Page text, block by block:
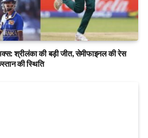
श्रीलंका की बड़ी जीत, सेमीफाइनल की रेस
की स्थिति